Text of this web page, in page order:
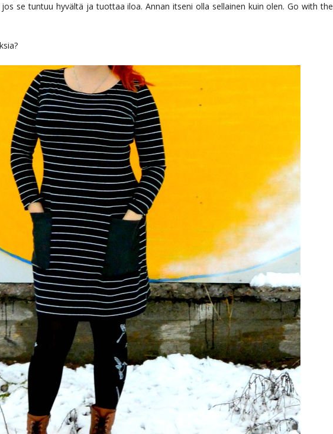
se tuntuu hyvältä ja tuottaa iloa. Annan itseni olla sellainen kuin olen. Go with the